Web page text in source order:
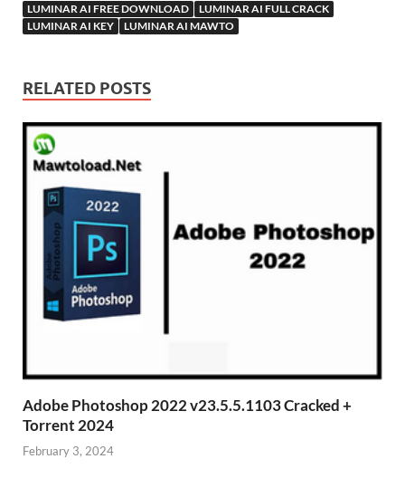
LUMINAR AI FREE DOWNLOAD
LUMINAR AI FULL CRACK
LUMINAR AI KEY
LUMINAR AI MAWTO
RELATED POSTS
Adobe Photoshop 2022 v23.5.5.1103 Cracked +
Torrent 2024
February 3, 2024